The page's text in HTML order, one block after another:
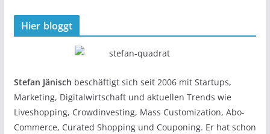
Hier bloggt
Stefan Jänisch beschäftigt sich seit 2006 mit Startups,
Marketing, Digitalwirtschaft und aktuellen Trends wie
Liveshopping, Crowdinvesting, Mass Customization, Abo-
Commerce, Curated Shopping und Couponing. Er hat schon